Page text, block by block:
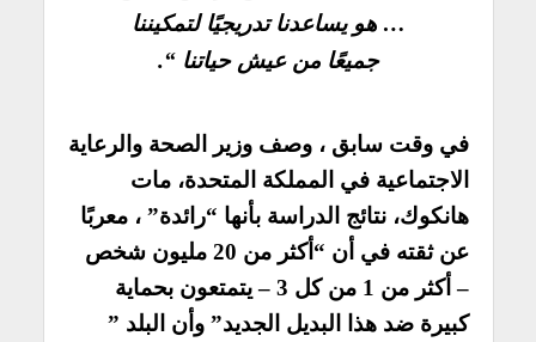
… هو يساعدنا تدريجيًا لتمكيننا
جميعًا من عيش حياتنا “.
في وقت سابق ، وصف وزير الصحة والرعاية
الاجتماعية في المملكة المتحدة، مات
هانكوك، نتائج الدراسة بأنها “رائدة” ، معربًا
عن ثقته في أن “أكثر من 20 مليون شخص
– أكثر من 1 من كل 3 – يتمتعون بحماية
كبيرة ضد هذا البديل الجديد” وأن البلد ”